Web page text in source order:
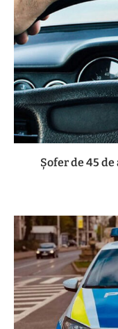
Șofer de 45